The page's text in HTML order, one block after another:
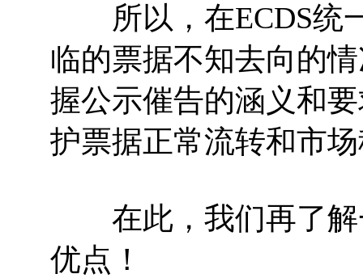
所以，在ECDS统
临的票据不知去向的
握公示催告的涵义和
护票据正常流转和市
在此，我们再了解
优点！